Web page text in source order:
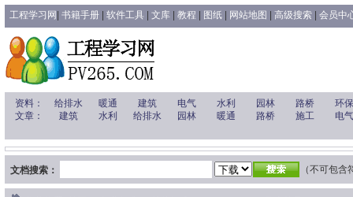
工程学习网 书籍手册 软件工具 文库 教程 图纸 网站地图 高级搜索 会员中
资料： 给排水 暖通 建筑 电气 水利 园林 路桥
环保
文章：
建筑 水利 给排水 园林 暖通 路桥 施工 电气
文档搜索： （不可包含